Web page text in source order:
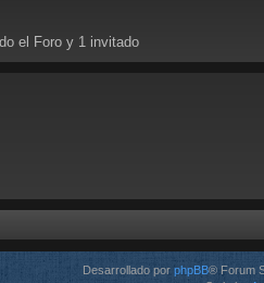
el Foro y 1 invitado
Desarrollado por phpBB® Forum